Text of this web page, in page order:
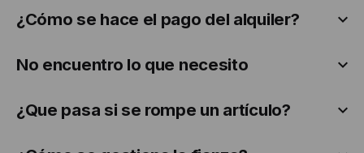
¿Cómo se hace el pago del alquiler?
No encuentro lo que necesito
¿Que pasa si se rompe un artículo?